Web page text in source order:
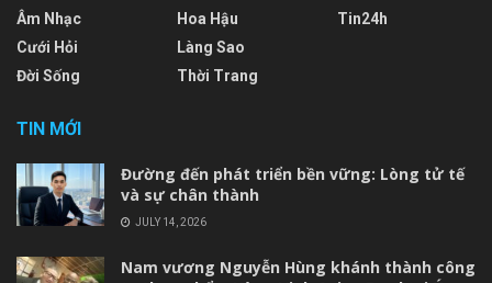
Âm Nhạc
Cưới Hỏi
Đời Sống
Hoa Hậu
Làng Sao
Thời Trang
Tin24h
TIN MỚI
Đường đến phát triển bền vững: Lòng tử tế
và sự chân thành
JULY 14, 2026
Nam vương Nguyễn Hùng khánh thành công